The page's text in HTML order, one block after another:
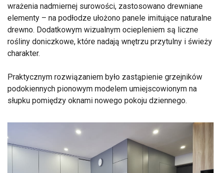
wrażenia nadmiernej surowości, zastosowano drewniane
elementy – na podłodze ułożono panele imitujące naturalne
drewno. Dodatkowym wizualnym ociepleniem są liczne
rośliny doniczkowe, które nadają wnętrzu przytulny i świeży
charakter.
Praktycznym rozwiązaniem było zastąpienie grzejników
podokiennych pionowym modelem umiejscowionym na
słupku pomiędzy oknami nowego pokoju dziennego.